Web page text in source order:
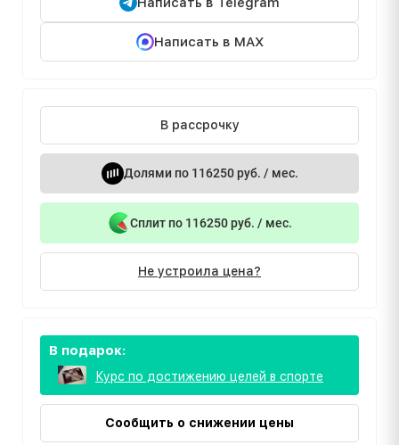
Написать в MAX
В рассрочку
Долями по 116250 руб. / мес.
Сплит по 116250 руб. / мес.
Не устроила цена?
В подарок:
Курс по достижению целей в спорте
Сообщить о снижении цены